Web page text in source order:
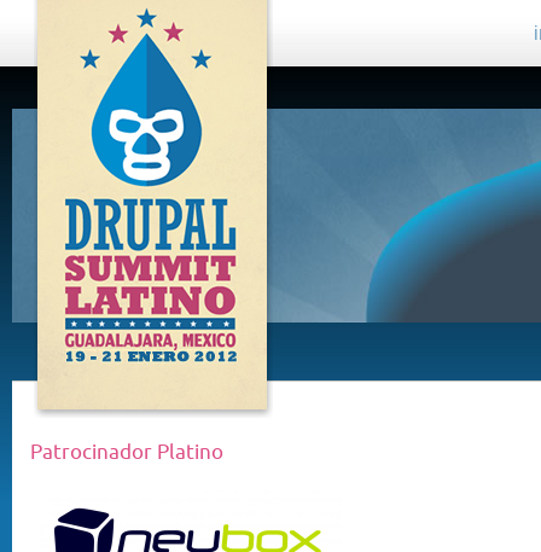
DRUPAL
SUMMIT
LATINO,
GUADALAJARA
2012
Patrocinador Platino